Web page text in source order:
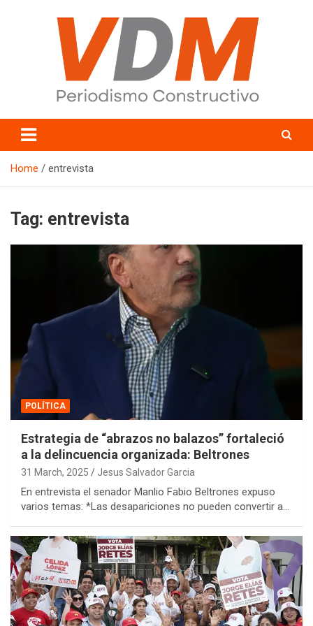
valledelmayo.com
Home entrevista
Tag: entrevista
POLÍTICA
Estrategia de “abrazos no balazos” fortaleció
a la delincuencia organizada: Beltrones
31 March, 2025 Jesus Salvador Garcia
En entrevista el senador Manlio Fabio Beltrones expuso
varios temas: *Las desapariciones no pueden convertir a…